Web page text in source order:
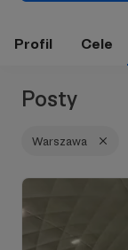
Profil Cele
Posty
Warszawa